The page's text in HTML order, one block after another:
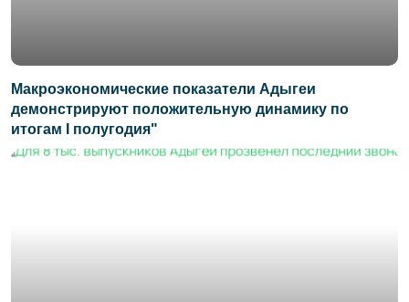
Макроэкономические показатели Адыгеи
демонстрируют положительную динамику по
итогам I полугодия"